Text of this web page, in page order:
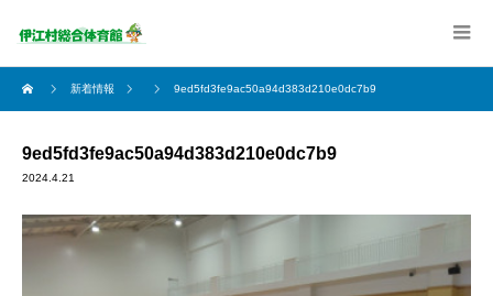
新着情報 9ed5fd3fe9ac50a94d383d210e0dc7b9
9ed5fd3fe9ac50a94d383d210e0dc7b9
2024.4.21